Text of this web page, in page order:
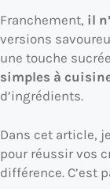
Franchement, il
versions
une touche
simples à
d’ingrédients.
Dans cet article,
pour réussir vos
différence. C’est